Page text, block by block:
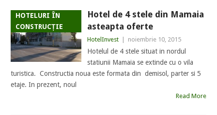
HOTELURI ÎN
CONSTRUCȚIE
Hotel de 4 stele din Mamaia
asteapta oferte
HotelInvest noiembrie 10, 2015
Hotelul de 4 stele situat in nordul
statiunii Mamaia se extinde cu o vila
turistica. Constructia noua este formata din demisol, parter si 5
etaje. In prezent, noul
Read More